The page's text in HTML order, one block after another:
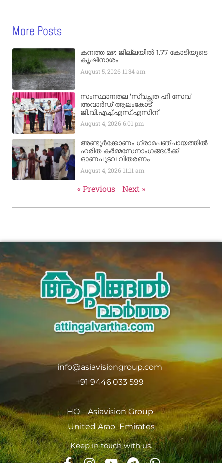
More Posts
കനത്ത മഴ: ജില്ലയിൽ 1.77 കോടിയുടെ
കൃഷിനാശം
August 5, 2026 11:34 am
സംസ്ഥാനതല ‘സ്വച്ഛത ഹി സേവ’
അവാർഡ് ആലംകോട്
ജി.വി.എച്ച്.എസ്.എസിന്
August 4, 20266:01 pm
അണ്ടൂർക്കോണം ഗ്രാമപഞ്ചായത്തിൽ
ഹരിത കർമ്മസേനാംഗങ്ങൾക്ക്
ഓണപുടവ വിതരണം
August 4, 2026 11:11 am
« Previous Next »
info@asiavisiongroup.com
+91 9446 033 599
HO – Asiavision Group
United Arab Emirates
Keep in touch with us.